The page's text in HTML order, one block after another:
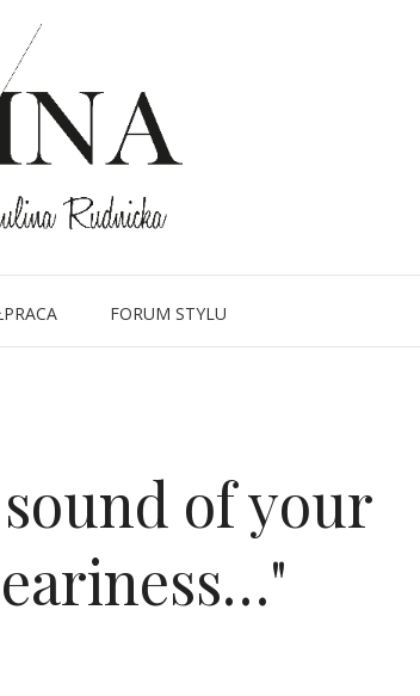
FORUM STYLU
of your